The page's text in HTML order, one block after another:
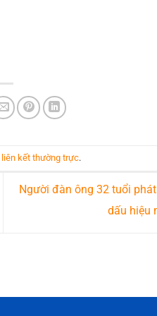
liên kết thường trực.
Người đàn ông 32 tuổi
dấu hiệu